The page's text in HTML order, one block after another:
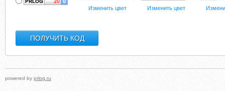
Изменить цвет Изменить цвет
powered by prlog.ru